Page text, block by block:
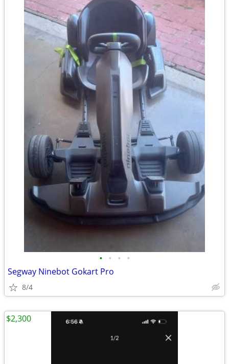
• • • •
Segway Ninebot Gokart Pro
8/4
$2,300